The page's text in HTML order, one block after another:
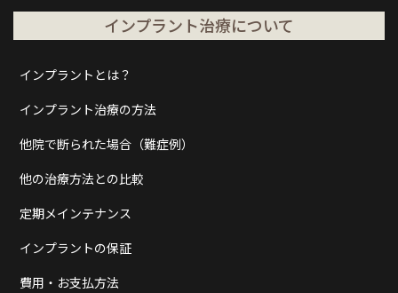
インプラント治療について
インプラントとは？
インプラント治療の方法
他院で断られた場合（難症例）
他の治療方法との比較
定期メインテナンス
インプラントの保証
費用・お支払方法